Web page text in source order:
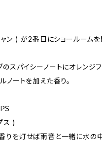
ン ) が2番目にショールームを
のスパイシーノートにオレンジ
ノートを加えた香り。
ス )
りを灯せば雨音と一緒に水の